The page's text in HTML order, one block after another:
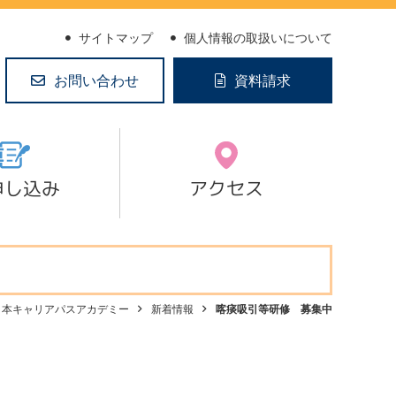
サイトマップ 個人情報の取扱いについて
お問い合わせ 資料請求
込み アクセス
キャリアパスアカデミー 新着情報 喀痰吸引等研修 募集中